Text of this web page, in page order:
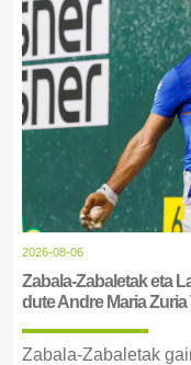
2026-08-06
Zabala-Zabaletak eta
dute Andre Maria
Zabala-Zabaletak